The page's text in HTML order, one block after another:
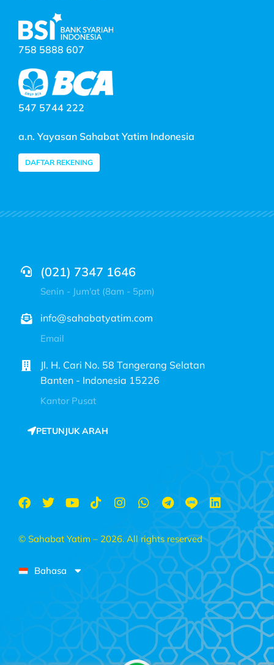
758 5888 607
547 5744 222
a.n. Yayasan Sahabat Yatim Indonesia
DAFTAR REKENING
(021) 7347 1646
Senin - Jum'at (8am - 5pm)
info@sahabatyatim.com
Email
Jl. H. Cari No. 58 Tangerang Selatan
Banten - Indonesia 15226
Kantor Pusat
PETUNJUK ARAH
© Sahabat Yatim – 2026. All rights reserved
Bahasa